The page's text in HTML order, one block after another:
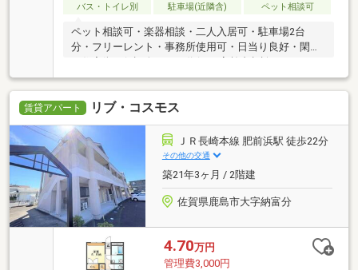
バス・トイレ別
駐車場(近隣含) ペット相談可
ペット相談可・楽器相談・二人入居可・駐車場2台
分・フリーレント・事務所使用可・日当り良好・閑静
な住宅街・保証人不要／代行 ・高齢者相談
賃貸アパート リブ・コスモス
ＪＲ長崎本線 肥前浜駅 徒歩22分
その他の交通
築21年3ヶ月 / 2階建
佐賀県鹿島市大字納富分
4.70万円
管理費3,000円